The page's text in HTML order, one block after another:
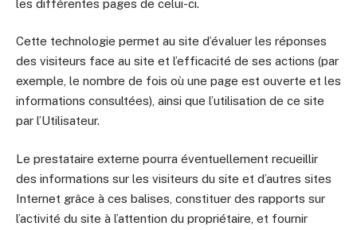
les différentes pages de celui-ci.
Cette technologie permet au site d’évaluer les réponses
des visiteurs face au site et l’efficacité de ses actions (par
exemple, le nombre de fois où une page est ouverte et les
informations consultées), ainsi que l’utilisation de ce site
par l’Utilisateur.
Le prestataire externe pourra éventuellement recueillir
des informations sur les visiteurs du site et d’autres sites
Internet grâce à ces balises, constituer des rapports sur
l’activité du site à l’attention du propriétaire, et fournir